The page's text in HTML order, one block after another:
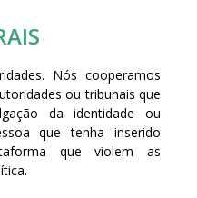
Nós cooperamos
ou tribunais que
da identidade ou
que tenha inserido
que violem as